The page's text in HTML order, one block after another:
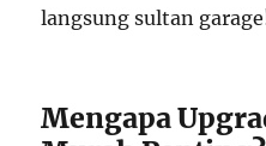
langsung sultan
Mengapa